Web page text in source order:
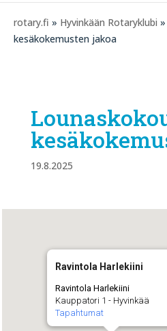
rotary.fi » Hyvinkään Rotaryklubi
kesäkokemusten jakoa
19.8.2025
Ravintola Harlekiini
Ravintola Harlekiini
Kauppatori 1 - Hyvinkää
Tapahtumat